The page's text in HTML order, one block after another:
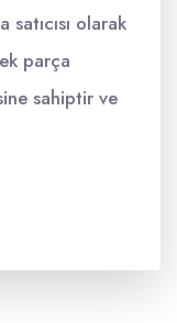
olarak
parça
sahiptir ve